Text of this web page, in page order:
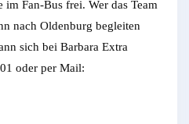
Fan-Bus frei. Wer das Team
nach Oldenburg begleiten
sich bei Barbara Extra
oder per Mail: